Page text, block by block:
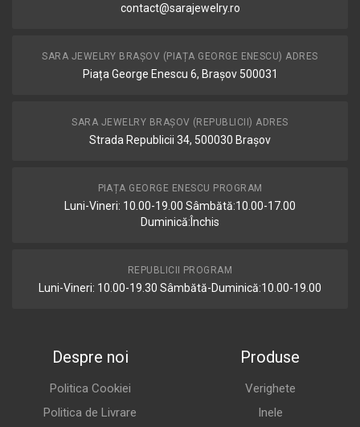
contact@sarajewelry.ro
SARA JEWELRY BRAȘOV (PIAȚA GEORGE ENESCU) ADRES
Piața George Enescu 6, Brașov 500031
SARA JEWELRY BRAȘOV (REPUBLICII) ADRES
Strada Republicii 34, 500030 Brașov
PIAȚA GEORGE ENESCU PROGRAM
Luni-Vineri: 10.00-19.00 Sâmbătă:10.00-17.00
Duminică:Închis
REPUBLICII PROGRAM
Luni-Vineri: 10.00-19.30 Sâmbătă-Duminică:10.00-19.00
Despre noi
Politica Cookiei
Politica de Livrare
Produse
Verighete
Inele